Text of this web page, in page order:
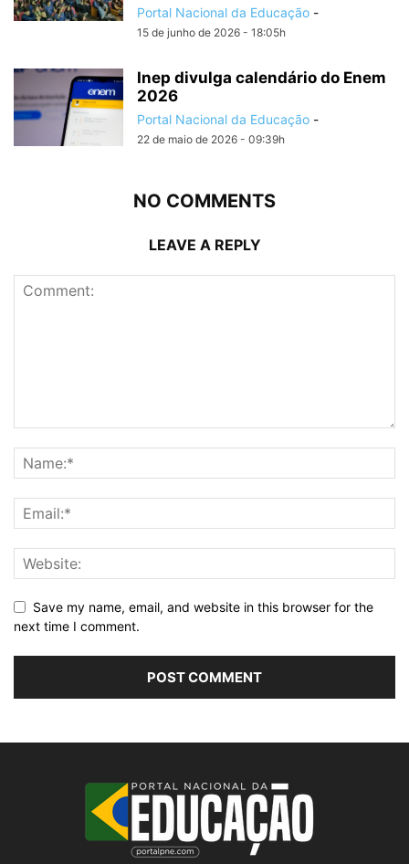
Portal Nacional da Educação -
15 de junho de 2026 - 18:05h
Inep divulga calendário do Enem
2026
Portal Nacional da Educação -
22 de maio de 2026 - 09:39h
NO COMMENTS
LEAVE A REPLY
Save my name, email, and website in this browser for the
next time I comment.